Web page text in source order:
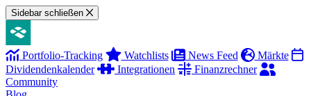
Sidebar schließen
Portfolio-Tracking Watchlists News Feed
Märkte
Dividendenkalender
Integrationen
Finanzrechner
Community